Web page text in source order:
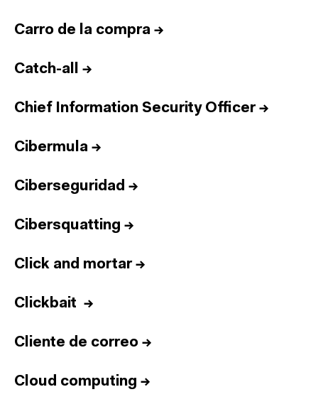
Carro de la compra →
Catch-all →
Chief Information Security Officer→
Cibermula →
Ciberseguridad →
Cibersquatting →
Click and mortar→
Clickbait →
Cliente de correo →
Cloud computing →